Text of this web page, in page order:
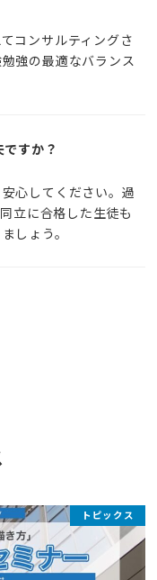
コンサルティングさ
強の最適なバランス
すか？
心してください。過
立に合格した生徒も
しょう。
トピックス